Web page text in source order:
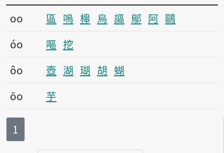
oo
區 嗚 槔 烏 謳 鄔 阿 鷗
óo
嘔 挖
ôo
壺 湖 瑚 胡 蝴
ōo
芋
第
1